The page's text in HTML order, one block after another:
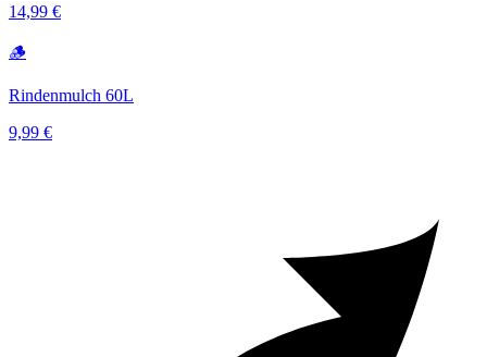
14,99 €
🪵
Rindenmulch 60L
9,99 €